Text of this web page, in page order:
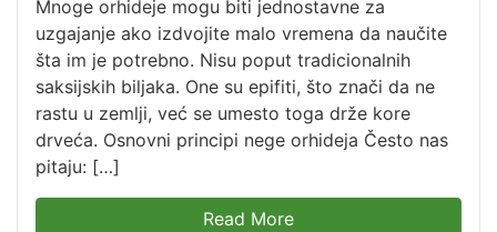
Mnoge orhideje mogu biti jednostavne za
uzgajanje ako izdvojite malo vremena da naučite
šta im je potrebno. Nisu poput tradicionalnih
saksijskih biljaka. One su epifiti, što znači da ne
rastu u zemlji, već se umesto toga drže kore
drveća. Osnovni principi nege orhideja Često nas
pitaju: […]
Read More